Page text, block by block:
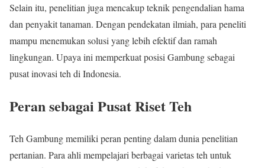
Selain itu, penelitian juga mencakup teknik pengendalian hama
dan penyakit tanaman. Dengan pendekatan ilmiah, para peneliti
mampu menemukan solusi yang lebih efektif dan ramah
lingkungan. Upaya ini memperkuat posisi Gambung sebagai
pusat inovasi teh di Indonesia.
Peran sebagai Pusat Riset Teh
Teh Gambung memiliki peran penting dalam dunia penelitian
pertanian. Para ahli mempelajari berbagai varietas teh untuk